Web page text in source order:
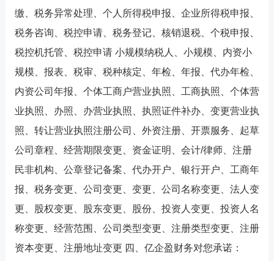
缴、税务异常处理、个人所得税申报、企业所得税申报、
税务咨询、税控申请、税务登记、核销退税、个税申报、
税控机托管、税控申请 小规模纳税人、小规模、内资小
规模、报表、税审、税种核定、年检、年报、代办年检、
内资公司年报、个体工商户营业执照、工商执照、个体营
业执照、办照、办营业执照、执照证件补办、变更营业执
照、转让营业执照注册公司、外资注册、开票服务、起草
公司章程、经营期限变更、资金证明、会计/律师、注册
民非机构、公章登记备案、代办开户、银行开户、工商年
报、税务变更、公司变更、变更、公司名称变更、法人变
更、股权变更、股东变更、股份、投资人变更、投资人名
称变更、经营范围、公司类型变更、注册类型变更、注册
资本变更、注册地址变更 四、亿企盈财务对您承诺：